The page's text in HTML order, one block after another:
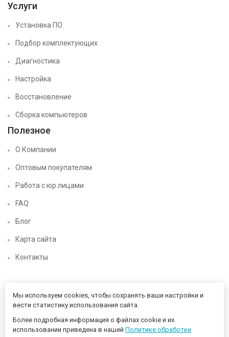
Услуги
Установка ПО
Подбор комплектующих
Диагностика
Настройка
Восстановление
Сборка компьютеров
Полезное
О Компании
Оптовым покупателям
Работа с юр.лицами
FAQ
Блог
Карта сайта
Контакты
Мы используем cookies, чтобы сохранять ваши настройки и
вести статистику использования сайта.
Более подробная информация о файлах cookie и их
использовании приведена в нашей Политике обработки